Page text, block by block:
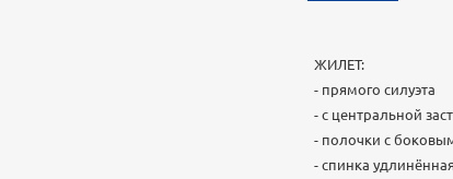
ЖИЛЕТ:
- прямого силуэта
- с центральной
- полочки с
- спинка удлинённая